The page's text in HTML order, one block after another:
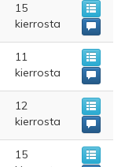
15
kierrosta
11
kierrosta
12
kierrosta
15